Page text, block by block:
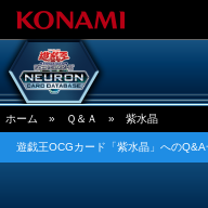
ホーム » Ｑ＆Ａ » 紫水晶
遊戯王OCGカード「紫水晶」へのQ&A